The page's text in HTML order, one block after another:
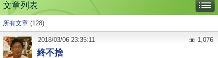
文章列表
所有文章 (128)
終不捨
2018/03/06 23:35:11 1,076